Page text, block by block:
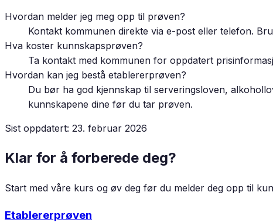
Hvordan melder jeg meg opp til prøven?
Kontakt kommunen direkte via e-post eller telefon.
Hva koster kunnskapsprøven?
Ta kontakt med kommunen for oppdatert
Hvordan kan jeg bestå etablererprøven?
Du bør ha god kjennskap til serveringsloven,
kunnskapene dine før du tar prøven.
Sist oppdatert: 23. februar 2026
Klar for å forberede deg?
Start med våre kurs og øv deg før du melder deg opp til
Etablererprøven